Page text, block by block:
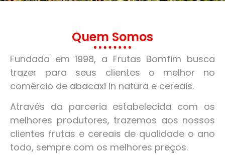
Quem Somos
Fundada em 1998, a Frutas Bomfim busca
trazer para seus clientes o melhor no
comércio de abacaxi in natura e cereais.
Através da parceria estabelecida com os
melhores produtores, trazemos aos nossos
clientes frutas e cereais de qualidade o ano
todo, sempre com os melhores preços.